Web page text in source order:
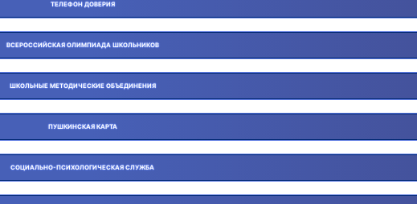
ТЕЛЕФОН ДОВЕРИЯ
ВСЕРОССИЙСКАЯ ОЛИМПИАДА ШКОЛЬНИКОВ
ШКОЛЬНЫЕ МЕТОДИЧЕСКИЕ ОБЪЕДИНЕНИЯ
ПУШКИНСКАЯ КАРТА
СОЦИАЛЬНО-ПСИХОЛОГИЧЕСКАЯ СЛУЖБА